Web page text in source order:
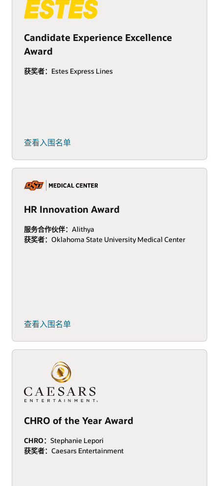
Candidate Experience Excellence
Award
获奖者： Estes Express Lines
查看入围名单
HR Innovation Award
服务合作伙伴： Alithya
获奖者： Oklahoma State University Medical Center
查看入围名单
CHRO of the Year Award
CHRO： Stephanie Lepori
获奖者： Caesars Entertainment